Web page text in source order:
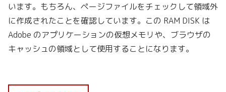
います。もちろん、ページファイルをチェックして領域外
に作成されたことを確認しています。この RAM DISK は
Adobe のアプリケーションの仮想メモリや、ブラウザの
キャッシュの領域として使用することになります。